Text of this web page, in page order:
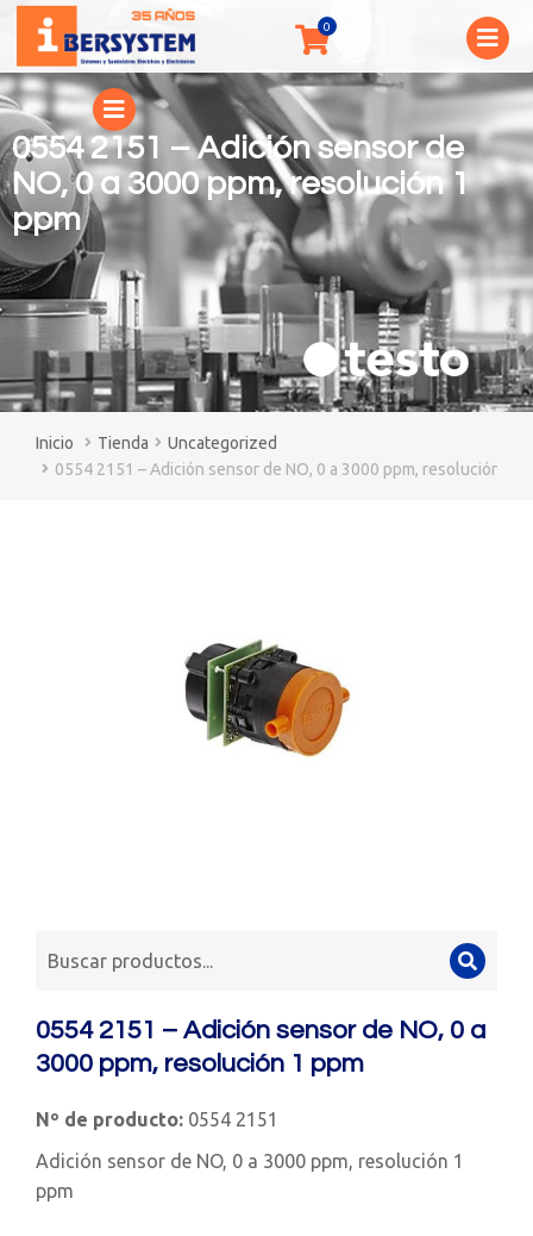
0554 2151 – Adición sensor de
NO, 0 a 3000 ppm, resolución 1
ppm
You are here:
Tienda
Uncategorized
0554 2151 – Adición sensor de NO, 0 a 3000 ppm, resolución 1
0554 2151 – Adición sensor de NO, 0 a
3000 ppm, resolución 1 ppm
Nº de producto: 0554 2151
Adición sensor de NO, 0 a 3000 ppm, resolución 1
ppm